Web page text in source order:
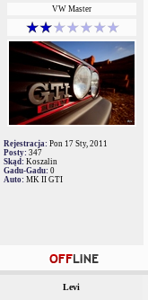
VW Master
Rejestracja: Pon 17 Sty, 2011
Posty: 347
Skąd: Koszalin
Gadu-Gadu: 0
Auto: MK II GTI
Levi